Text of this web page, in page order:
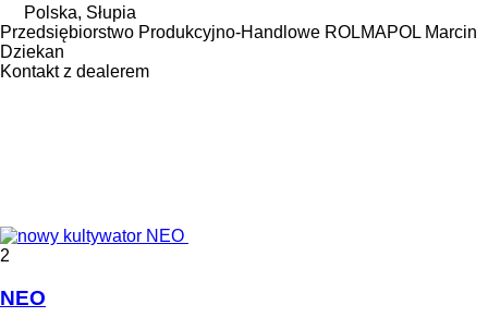
Polska, Słupia
Przedsiębiorstwo Produkcyjno-Handlowe ROLMAPOL Marcin
Dziekan
Kontakt z dealerem
2
NEO